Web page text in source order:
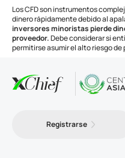
Los CFD son instrumentos
dinero rápidamente debido al
inversores minoristas pierde
proveedor.Debe considerar si
permitirse asumir el alto riesgo de
Registrarse